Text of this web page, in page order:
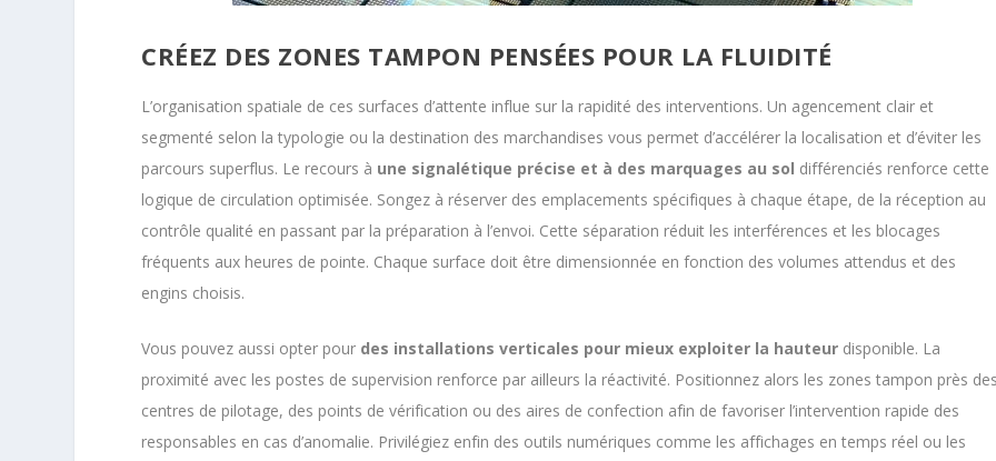
CRÉEZ DES ZONES TAMPON PENSÉES POUR LA FLUIDITÉ
L’organisation spatiale de ces surfaces d’attente influe sur la rapidité des interventions. Un agencement clair et
segmenté selon la typologie ou la destination des marchandises vous permet d’accélérer la localisation et d’éviter les
parcours superflus. Le recours à une signalétique précise et à des marquages au sol différenciés renforce cette
logique de circulation optimisée. Songez à réserver des emplacements spécifiques à chaque étape, de la réception au
contrôle qualité en passant par la préparation à l’envoi. Cette séparation réduit les interférences et les blocages
fréquents aux heures de pointe. Chaque surface doit être dimensionnée en fonction des volumes attendus et des
engins choisis.
Vous pouvez aussi opter pour des installations verticales pour mieux exploiter la hauteur disponible. La
proximité avec les postes de supervision renforce par ailleurs la réactivité. Positionnez alors les zones tampon près
centres de pilotage, des points de vérification ou des aires de confection afin de favoriser l’intervention rapide des
responsables en cas d’anomalie. Privilégiez enfin des outils numériques comme les affichages en temps réel ou les